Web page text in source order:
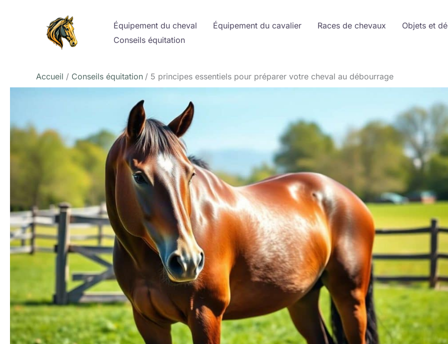
Équipement du cheval Équipement du cavalier Races de chevaux
Objets et
Conseils équitation
Accueil Conseils équitation 5 principes essentiels pour préparer votre cheval au débourrage